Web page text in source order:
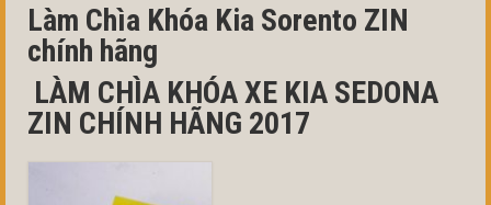
Làm Chìa Khóa Kia Sorento ZIN
chính hãng
LÀM CHÌA KHÓA XE KIA SEDONA
ZIN CHÍNH HÃNG 2017